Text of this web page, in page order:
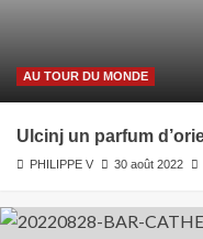
AU TOUR DU MONDE
Ulcinj un parfum
PHILIPPE V 30 août 2022